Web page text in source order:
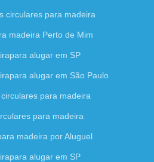
circulares para madeira
madeira Perto de Mim
alugar em SP
alugar em São Paulo
para madeira
para madeira
madeira por Aluguel
alugar em SP